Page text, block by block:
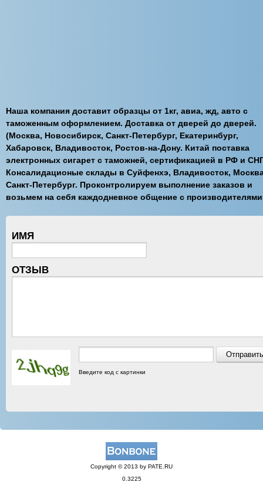
Наша компания доставит образцы от 1кг, авиа, жд, авто с
таможенным оформлением. Доставка от дверей до дверей.
(Москва, Новосибирск, Санкт-Петербург, Екатеринбург,
Хабаровск, Владивосток, Ростов-на-Дону. Китай поставка
электронных сигарет с таможней, сертификацией в РФ и
Консалидационые склады в Суйфенхэ, Владивосток,
Санкт-Петербург. Проконтролируем выполнение заказов и
возьмем на себя каждодневное общение с производителями
ИМЯ
ОТЗЫВ
Введите код с картинки
Copyright © 2013 by PATE.RU
0.3225